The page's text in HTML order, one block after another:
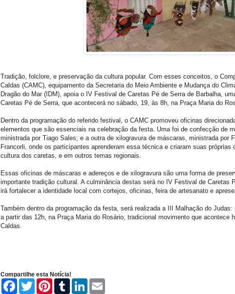
Tradição, folclore, e preservação da cultura popular. Com esses conceitos, o
Caldas (CAMC), equipamento da Secretaria do Meio Ambiente e Mudança do
Dragão do Mar (IDM), apoia o IV Festival de Caretas Pé de Serra de Barbalha,
Caretas Pé de Serra, que acontecerá no sábado, 19, às 8h, na Praça Maria do
Dentro da programação do referido festival, o CAMC promoveu oficinas
elementos que são essenciais na celebração da festa. Uma foi de confecção de
ministrada por Tiago Sales; e a outra de xilogravura de máscaras, ministrada por
Francorli, onde os participantes aprenderam essa técnica e criaram suas próprias
cultura dos caretas, e em outros temas regionais.
Essas oficinas de máscaras e adereços e de xilogravura são uma forma de
importante tradição cultural. A culminância destas será no IV Festival de Caretas
irá fortalecer a identidade local com cortejos, oficinas, feira de artesanato e
Também dentro da programação da festa, será realizada a III Malhação do Judas:
a partir das 12h, na Praça Maria do Rosário, tradicional movimento que acontece
Caldas.
Compartilhe esta Notícia!
F
T
w
P
T
L